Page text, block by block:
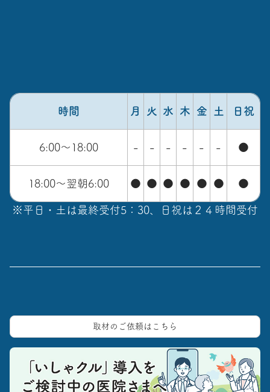
時間 月 火 水 木 金 土 日祝
6:00～18:00 - - - - - - ●
18:00～翌朝6:00 ● ● ● ● ● ● ●
※平日・土は最終受付5：30、日祝は２４時間受付
取材のご依頼はこちら